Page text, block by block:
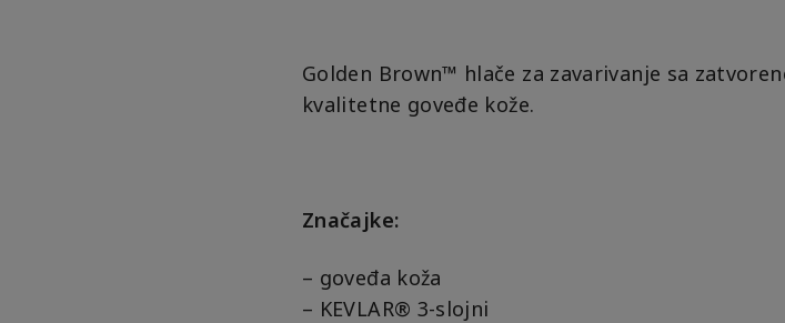
Golden Brown™ hlače za zavarivanje sa
kvalitetne goveđe kože.
Značajke:
– goveđa koža
– KEVLAR® 3-slojni